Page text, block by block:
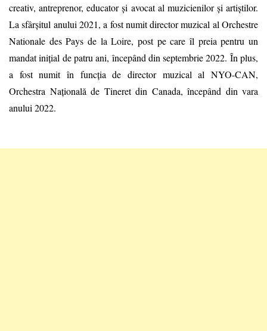
creativ, antreprenor, educator și avocat al muzicienilor și artiștilor.
La sfârșitul anului 2021, a fost numit director muzical al Orchestre
Nationale des Pays de la Loire, post pe care îl preia pentru un
mandat inițial de patru ani, începând din septembrie 2022. În plus,
a fost numit în funcția de director muzical al NYO-CAN,
Orchestra Națională de Tineret din Canada, începând din vara
anului 2022.